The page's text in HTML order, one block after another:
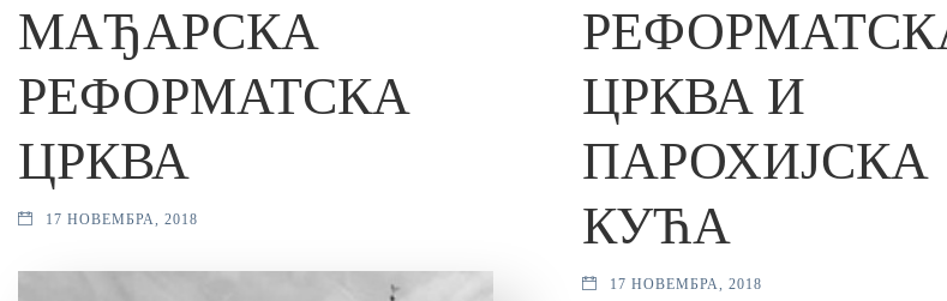
МАЂАРСКА
РЕФОРМАТСКА
ЦРКВА
17 НОВЕМБРА, 2018
ЦРКВА И
ПАРОХИЈСКА
КУЋА
17 НОВЕМБРА, 2018